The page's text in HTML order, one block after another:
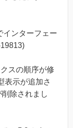
インターフェー
スの順序が修
表示が追加さ
除されまし